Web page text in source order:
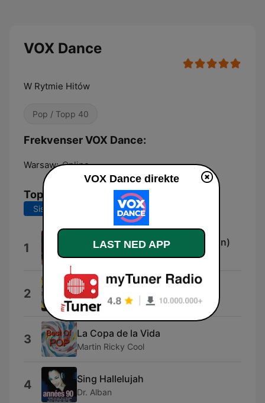
VOX Dance
W Rytmie Hitów
Pop / Topp 40
Frekvenser VOX Dance:
Warsaw: Online
Topplåter
Siste 7 dager Siste 30 dager
1 So Strung Out (Extended Version)
C-Block
2 Everytime We Touch
Cascada
3 La Copa de la Vida
Martin Ricky Cool
4 Sing Hallelujah
Dr. Alban
VOX Dance direkte
LAST NED APP